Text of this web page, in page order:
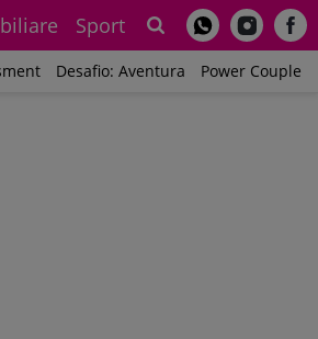
Sport
Desafio: Aventura Power Couple